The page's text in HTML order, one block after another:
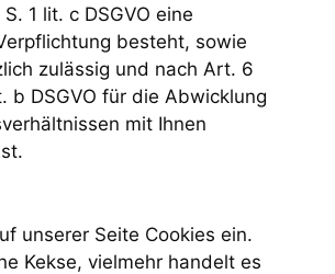
1 lit. c DSGVO eine
besteht, sowie
zulässig und nach Art. 6
b DSGVO für die Abwicklung
mit Ihnen
unserer Seite Cookies ein.
Kekse, vielmehr handelt es